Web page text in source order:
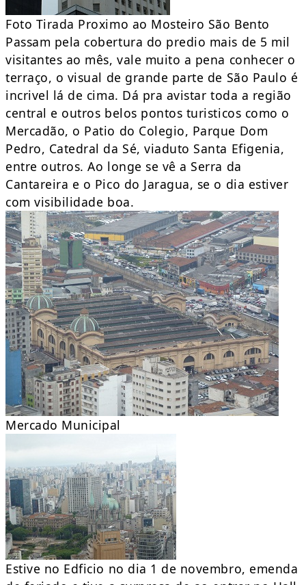
Foto Tirada Proximo ao Mosteiro São Bento
Passam pela cobertura do predio mais de 5 mil
visitantes ao mês, vale muito a pena conhecer o
terraço, o visual de grande parte de São Paulo é
incrivel lá de cima. Dá pra avistar toda a região
central e outros belos pontos turisticos como o
Mercadão, o Patio do Colegio, Parque Dom
Pedro, Catedral da Sé, viaduto Santa Efigenia,
entre outros. Ao longe se vê a Serra da
Cantareira e o Pico do Jaragua, se o dia estiver
com visibilidade boa.
Mercado Municipal
Estive no Edficio no dia 1 de novembro, emenda